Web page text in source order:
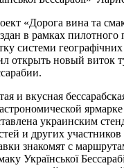
«Дорога вина та
в рамках
системи географічних
открыть новый виток
и вкусная
украинским
и других участников
знакомят с
Української